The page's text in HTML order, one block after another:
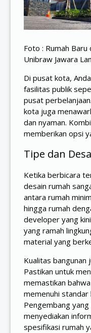
Foto : Rumah
Unibraw Jawara
Di pusat kota,
fasilitas publik
pusat
kota juga
dan nyaman.
memberikan opsi
Tipe dan
Ketika berbicara
desain rumah
antara rumah
hingga rumah
developer yang
yang ramah
material yang
Kualitas bangunan
Pastikan untuk
memastikan
memenuhi standar
Pengembang
menyediakan
spesifikasi rumah